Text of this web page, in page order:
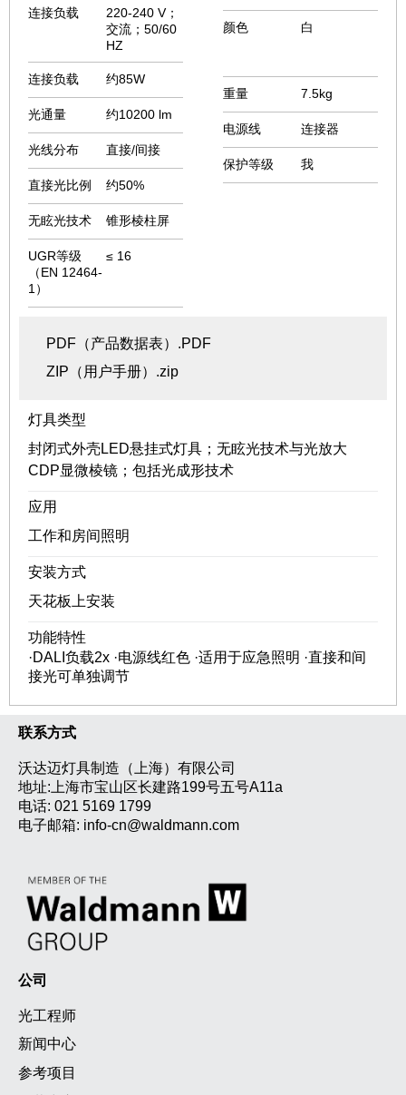
连接负载
220-240 V；
交流；50/60
HZ
连接负载 约85W
光通量 约10200 lm
光线分布 直接/间接
直接光比例 约50%
无眩光技术 锥形棱柱屏
UGR等级
（EN 12464-
1）
≤ 16
颜色 白
重量 7.5kg
电源线 连接器
保护等级 我
PDF（产品数据表）.PDF
ZIP（用户手册）.zip
灯具类型
封闭式外壳LED悬挂式灯具；无眩光技术与光放大
CDP显微棱镜；包括光成形技术
应用
工作和房间照明
安装方式
天花板上安装
功能特性
·DALI负载2x ·电源线红色 ·适用于应急照明 ·直接和间
接光可单独调节
联系方式
沃达迈灯具制造（上海）有限公司
地址:上海市宝山区长建路199号五号A11a
电话: 021 5169 1799
电子邮箱: info-cn@waldmann.com
公司
光工程师
新闻中心
参考项目